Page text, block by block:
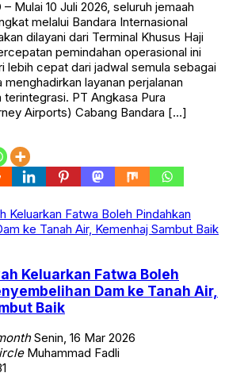
Mulai 10 Juli 2026, seluruh jemaah
melalui Bandara Internasional
dilayani dari Terminal Khusus Haji
pemindahan operasional ini
lebih cepat dari jadwal semula sebagai
menghadirkan layanan perjalanan
terintegrasi. PT Angkasa Pura
Airports) Cabang Bandara […]
Keluarkan Fatwa Boleh
Dam ke Tanah Air,
Baik
Senin, 16 Mar 2026
Muhammad Fadli